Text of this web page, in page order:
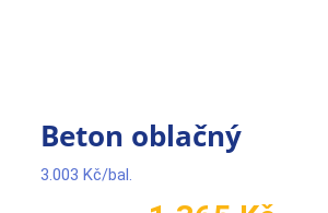
Beton oblačný
3.003Kč